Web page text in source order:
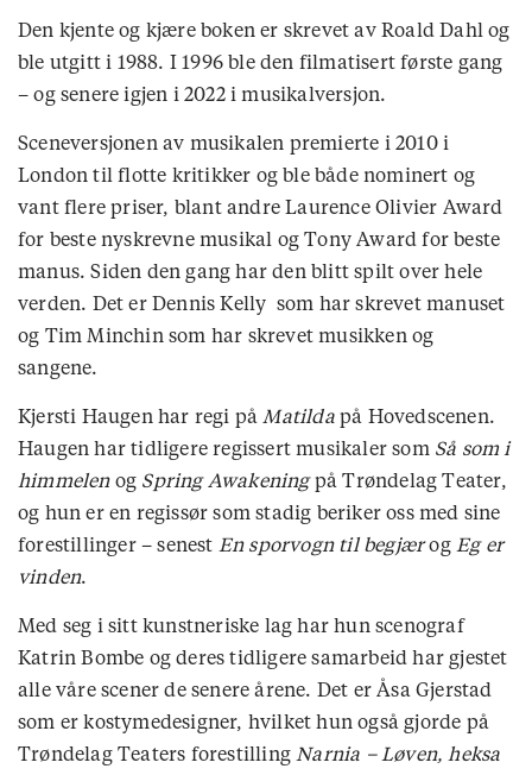
Den kjente og kjære boken er skrevet av Roald Dahl og
ble utgitt i 1988. I 1996 ble den filmatisert første gang
– og senere igjen i 2022 i musikalversjon.
Sceneversjonen av musikalen premierte i 2010 i
London til flotte kritikker og ble både nominert og
vant flere priser, blant andre Laurence Olivier Award
for beste nyskrevne musikal og Tony Award for beste
manus. Siden den gang har den blitt spilt over hele
verden. Det er Dennis Kelly som har skrevet manuset
og Tim Minchin som har skrevet musikken og
sangene.
Kjersti Haugen har regi på Matildapå Hovedscenen.
Haugen har tidligere regissert musikaler som Så som i
himmelen og Spring Awakeningpå Trøndelag Teater,
og hun er en regissør som stadig beriker oss med sine
forestillinger – senest En sporvogn til begjærog Eg er
vinden.
Med seg i sitt kunstneriske lag har hun scenograf
Katrin Bombe og deres tidligere samarbeid har gjestet
alle våre scener de senere årene. Det er Åsa Gjerstad
som er kostymedesigner, hvilket hun også gjorde på
Trøndelag Teaters forestilling Narnia – Løven, heksa